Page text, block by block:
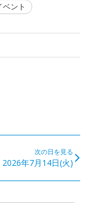
ント
次の日を見る
2026年7月14日(火)